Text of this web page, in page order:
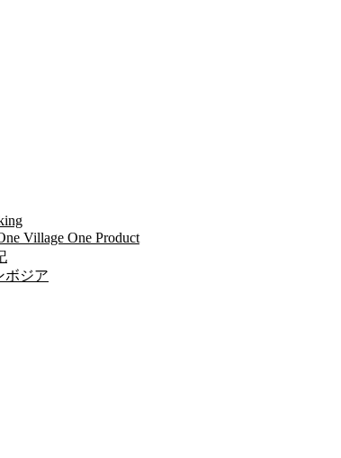
Village One Product
ボジア